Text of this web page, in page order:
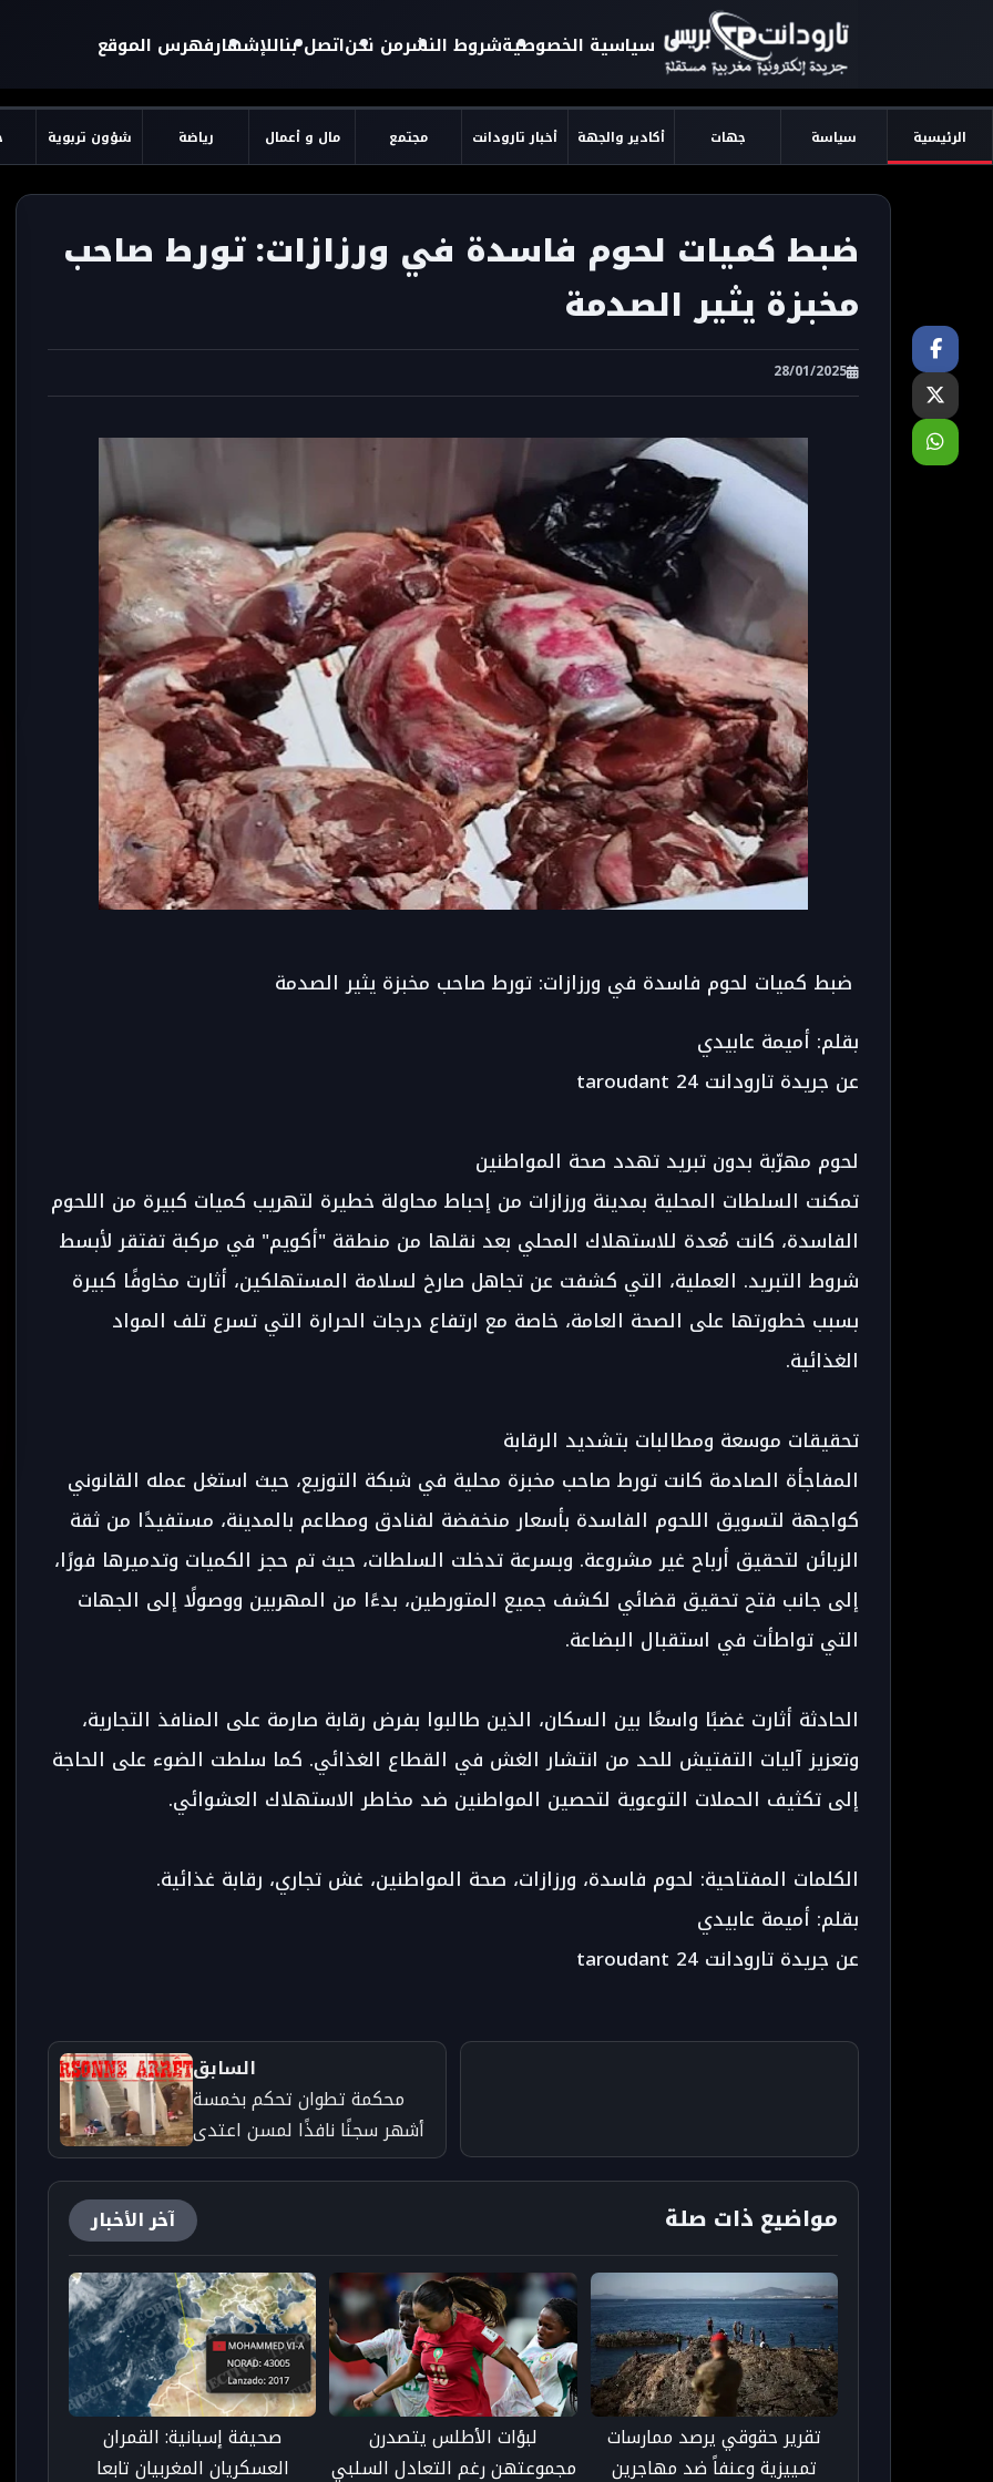
سياسية الخصوصيةشروط النشرمن نحناتصل بناللإشهارفهرس الموقع
الرئيسية سياسة جهات أكادير والجهة أخبار تارودانت مجتمع مال و أعمال رياضة شؤون تربوية
ضبط كميات لحوم فاسدة في ورزازات: تورط صاحب
مخبزة يثير الصدمة
28/01/2025
ضبط كميات لحوم فاسدة في ورزازات: تورط صاحب مخبزة يثير الصدمة
بقلم: أميمة عابيدي
عن جريدة تارودانت taroudant 24
لحوم مهرّبة بدون تبريد تهدد صحة المواطنين
تمكنت السلطات المحلية بمدينة ورزازات من إحباط محاولة خطيرة لتهريب كميات كبيرة من اللحوم
الفاسدة، كانت مُعدة للاستهلاك المحلي بعد نقلها من منطقة "أكويم" في مركبة تفتقر لأبسط
شروط التبريد. العملية، التي كشفت عن تجاهل صارخ لسلامة المستهلكين، أثارت مخاوفًا كبيرة
بسبب خطورتها على الصحة العامة، خاصة مع ارتفاع درجات الحرارة التي تسرع تلف المواد
الغذائية.
تحقيقات موسعة ومطالبات بتشديد الرقابة
المفاجأة الصادمة كانت تورط صاحب مخبزة محلية في شبكة التوزيع، حيث استغل عمله القانوني
كواجهة لتسويق اللحوم الفاسدة بأسعار منخفضة لفنادق ومطاعم بالمدينة، مستفيدًا من ثقة
الزبائن لتحقيق أرباح غير مشروعة. وبسرعة تدخلت السلطات، حيث تم حجز الكميات وتدميرها فورًا،
إلى جانب فتح تحقيق قضائي لكشف جميع المتورطين، بدءًا من المهربين ووصولًا إلى الجهات
التي تواطأت في استقبال البضاعة.
الحادثة أثارت غضبًا واسعًا بين السكان، الذين طالبوا بفرض رقابة صارمة على المنافذ التجارية،
وتعزيز آليات التفتيش للحد من انتشار الغش في القطاع الغذائي. كما سلطت الضوء على الحاجة
إلى تكثيف الحملات التوعوية لتحصين المواطنين ضد مخاطر الاستهلاك العشوائي.
الكلمات المفتاحية: لحوم فاسدة، ورزازات، صحة المواطنين، غش تجاري، رقابة غذائية.
بقلم: أميمة عابيدي
عن جريدة تارودانت taroudant 24
السابق
محكمة تطوان تحكم بخمسة
أشهر سجنًا نافذًا لمسن اعتدى
على امرأة ورضيعتها
مواضيع ذات صلة آخر الأخبار
تقرير حقوقي يرصد ممارسات
تمييزية وعنفاً ضد مهاجرين
لبؤات الأطلس يتصدرن
مجموعتهن رغم التعادل السلبي
صحيفة إسبانية: القمران
العسكريان المغربيان تابعا